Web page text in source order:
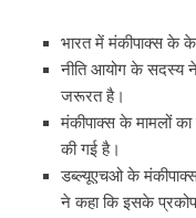
भारत में मंकीपाक्स के
नीति आयोग के सदस्य
जरूरत है।
मंकीपाक्स के मामलों
की गई है।
डब्ल्यूएचओ के
ने कहा कि इसके